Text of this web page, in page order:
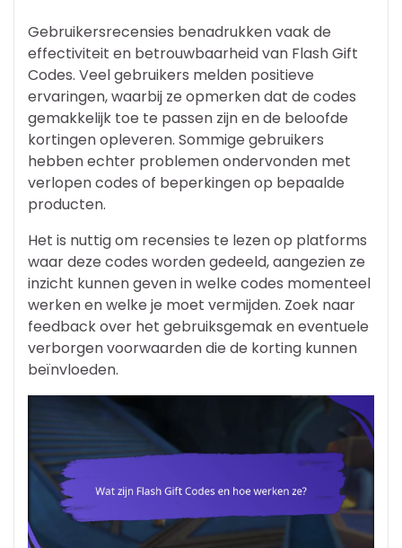
Gebruikersrecensies benadrukken vaak de
effectiviteit en betrouwbaarheid van Flash Gift
Codes. Veel gebruikers melden positieve
ervaringen, waarbij ze opmerken dat de codes
gemakkelijk toe te passen zijn en de beloofde
kortingen opleveren. Sommige gebruikers
hebben echter problemen ondervonden met
verlopen codes of beperkingen op bepaalde
producten.
Het is nuttig om recensies te lezen op platforms
waar deze codes worden gedeeld, aangezien ze
inzicht kunnen geven in welke codes momenteel
werken en welke je moet vermijden. Zoek naar
feedback over het gebruiksgemak en eventuele
verborgen voorwaarden die de korting kunnen
beïnvloeden.